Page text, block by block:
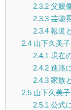
2.3.2父親
2.3.3芸能
2.3.4報道
2.4山下久美
2.4.1 現在
2.4.2進路
2.4.3家族
2.5山下久美子
2.5.1 公式